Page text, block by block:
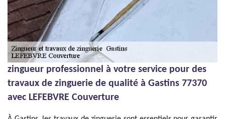
zingueur professionnel à votre service pour des
travaux de zinguerie de qualité à Gastins 77370
avec LEFEBVRE Couverture